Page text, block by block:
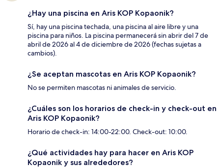
¿Hay una piscina en Aris KOP Kopaonik?
Sí, hay una piscina techada, una piscina al aire libre y una
piscina para niños. La piscina permanecerá sin abrir del 7 de
abril de 2026 al 4 de diciembre de 2026 (fechas sujetas a
cambios).
¿Se aceptan mascotas en Aris KOP Kopaonik?
No se permiten mascotas ni animales de servicio.
¿Cuáles son los horarios de check-in y check-out en
Aris KOP Kopaonik?
Horario de check-in: 14:00-22:00. Check-out: 10:00.
¿Qué actividades hay para hacer en Aris KOP
Kopaonik y sus alrededores?